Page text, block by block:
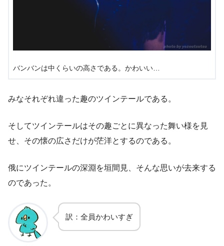
バンバンは中くらいの高さである。かわいい…
みなそれぞれ違った趣のツインテールである。
そしてツインテールはその趣ごとに異なった舞い様を見
せ、その懐の広さだけが茫洋とするのである。
俄にツインテールの深淵を垣間見、そんな思いが去来する
のであった。
訳：全員かわいすぎ